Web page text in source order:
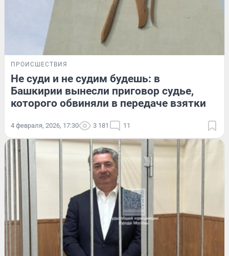
ПРОИСШЕСТВИЯ
Не суди и не судим будешь: в
Башкирии вынесли приговор судье,
которого обвиняли в передаче взятки
4 февраля, 2026, 17:30 3 181 11